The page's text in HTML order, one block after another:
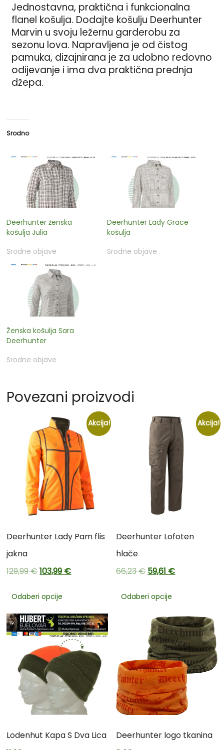
Jednostavna, praktična i funkcionalna
flanel košulja. Dodajte košulju Deerhunter
Marvin u svoju ležernu garderobu za
sezonu lova. Napravljena je od čistog
pamuka, dizajnirana je za udobno redovno
odijevanje i ima dva praktična prednja
džepa.
Srodno
Deerhunter ženska
košulja Julia
Srodne objave
Deerhunter Lady Grace
košulja
Srodne objave
Ženska košulja Sara
Deerhunter
Srodne objave
Povezani proizvodi
Akcija!
Deerhunter Lady Pam flis
jakna
129,99€103,99 €
Odaberi opcije
Akcija!
Deerhunter Lofoten
hlače
66,23€59,61 €
Odaberi opcije
Lodenhut Kapa S Dva Lica
Deerhunter logo tkanina